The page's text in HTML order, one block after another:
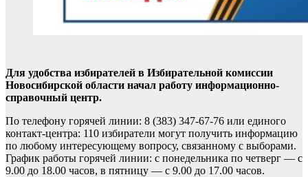
Для удобства избирателей в Избирательной комиссии
Новосибирской области начал работу информационно-
справочный центр.
По телефону горячей линии: 8 (383) 347-67-76 или единого
контакт-центра: 110 избиратели могут получить информацию
по любому интересующему вопросу, связанному с выборами.
График работы горячей линии: с понедельника по четверг — с
9.00 до 18.00 часов, в пятницу — с 9.00 до 17.00 часов.